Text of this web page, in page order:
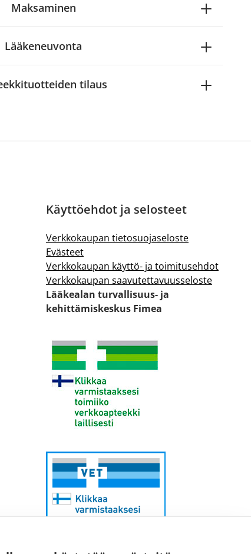
Maksaminen
Lääkeneuvonta
tilaus
Käyttöehdot ja selosteet
Verkkokaupan tietosuojaseloste
Evästeet
Verkkokaupan käyttö- ja toimitusehdot
Verkkokaupan saavutettavuusseloste
Lääkealan turvallisuus- ja
kehittämiskeskus Fimea